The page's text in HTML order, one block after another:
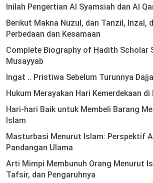
Inilah Pengertian Al Syamsiah dan Al
Berikut Makna Nuzul, dan Tanzil, Inzal,
Perbedaan dan Kesamaan
Complete Biography of Hadith Scholar
Musayyab
Ingat .. Pristiwa Sebelum Turunnya Dajjal
Hukum Merayakan Hari Kemerdekaan di
Hari-hari Baik untuk Membeli Barang
Islam
Masturbasi Menurut Islam: Perspektif
Pandangan Ulama
Arti Mimpi Membunuh Orang Menurut
Tafsir, dan Pengaruhnya